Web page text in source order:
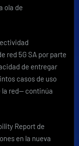
ola de
red 5G SA por parte
de entregar
casos de uso
la red— continúa
Report de
en la nueva